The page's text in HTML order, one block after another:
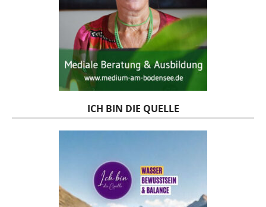
ICH BIN DIE QUELLE